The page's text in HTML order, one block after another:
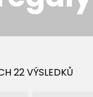
22 VÝSLEDKŮ